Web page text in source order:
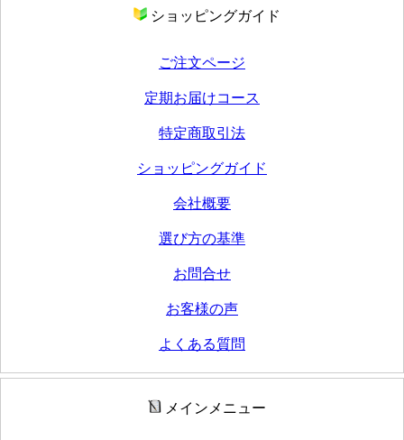
ショッピングガイド
ご注文ページ
定期お届けコース
特定商取引法
ショッピングガイド
会社概要
選び方の基準
お問合せ
お客様の声
よくある質問
メインメニュー